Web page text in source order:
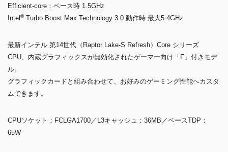
Efficient-core：ベース時 1.5GHz
Intel®Turbo Boost Max Technology 3.0 動作時 最大5.4GHz
最新インテル 第14世代（Raptor Lake-S Refresh）Core シリーズ
CPU、内蔵グラフィックスが無効化されたゲーマー向け「F」付きモデ
ル。
グラフィックカードと組み合わせて、お好みのゲーミング性能へカスタ
ムできます。
CPUソケット：FCLGA1700／L3キャッシュ：36MB／ベースTDP：
65W